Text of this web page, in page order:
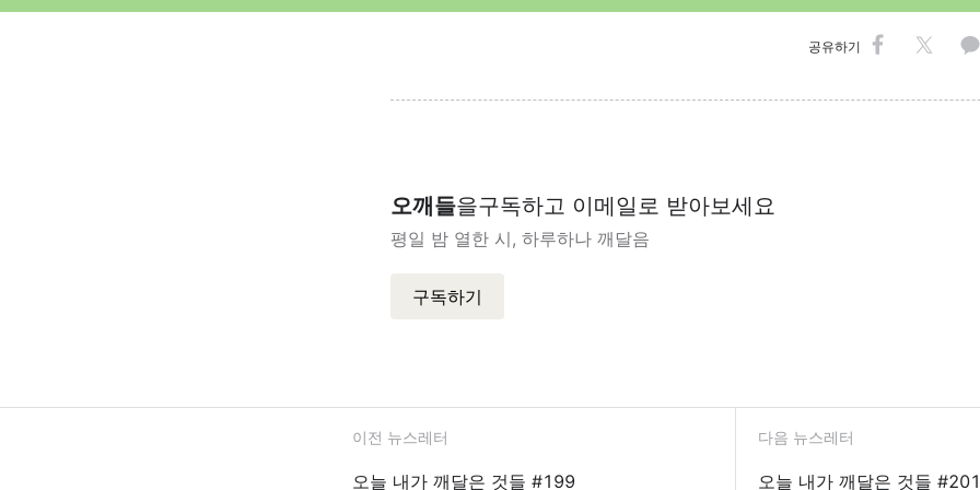
공유하기
오깨들을구독하고 이메일로 받아보세요
평일 밤 열한 시, 하루하나 깨달음
구독하기
이전 뉴스레터
오늘 내가 깨달은 것들 #199
다음 뉴스레터
오늘 내가 깨달은 것들 #201